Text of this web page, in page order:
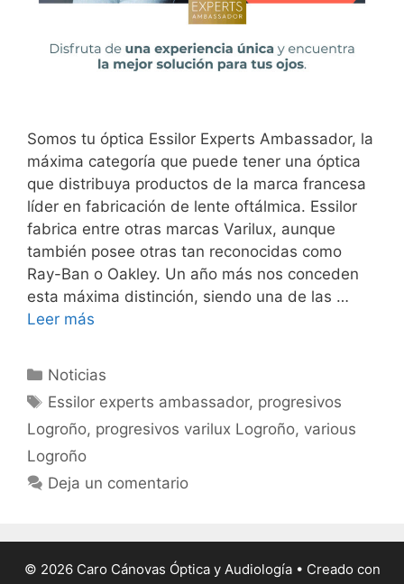
Somos tu óptica Essilor Experts Ambassador, la
máxima categoría que puede tener una óptica
que distribuya productos de la marca francesa
líder en fabricación de lente oftálmica. Essilor
fabrica entre otras marcas Varilux, aunque
también posee otras tan reconocidas como
Ray-Ban o Oakley. Un año más nos conceden
esta máxima distinción, siendo una de las …
Leer más
Categorías
Noticias
Etiquetas
Essilor experts ambassador, progresivos
Logroño, progresivos varilux Logroño, various
Logroño
Deja un comentario
© 2026 Caro Cánovas Óptica y Audiología• Creado con